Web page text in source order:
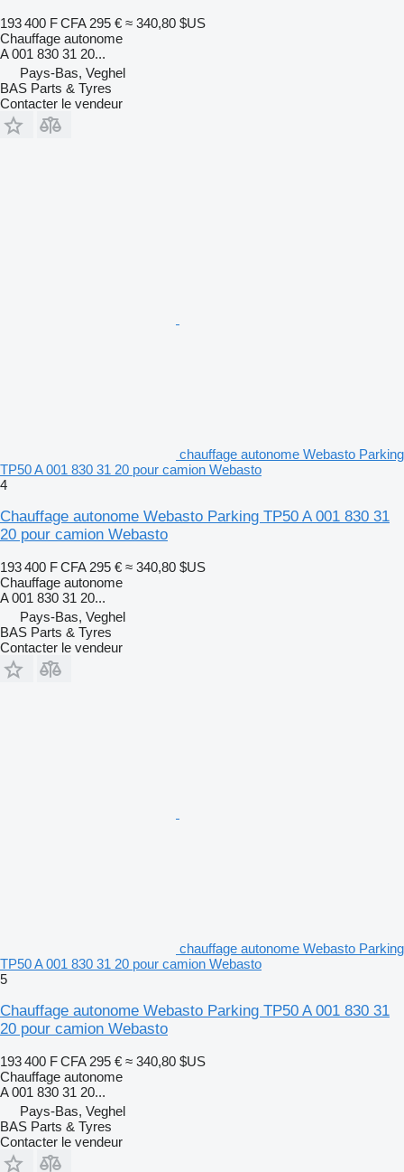
193 400 F CFA 295 € ≈ 340,80 $US
Chauffage autonome
A 001 830 31 20...
Pays-Bas, Veghel
BAS Parts & Tyres
Contacter le vendeur
chauffage autonome Webasto Parking
TP50 A 001 830 31 20 pour camion Webasto
4
Chauffage autonome Webasto Parking TP50 A 001 830 31
20 pour camion Webasto
193 400 F CFA 295 € ≈ 340,80 $US
Chauffage autonome
A 001 830 31 20...
Pays-Bas, Veghel
BAS Parts & Tyres
Contacter le vendeur
chauffage autonome Webasto Parking
TP50 A 001 830 31 20 pour camion Webasto
5
Chauffage autonome Webasto Parking TP50 A 001 830 31
20 pour camion Webasto
193 400 F CFA 295 € ≈ 340,80 $US
Chauffage autonome
A 001 830 31 20...
Pays-Bas, Veghel
BAS Parts & Tyres
Contacter le vendeur